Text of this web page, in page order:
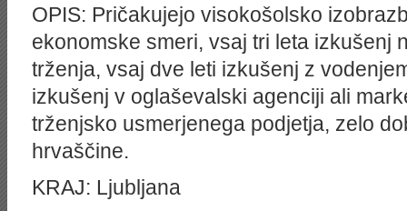
OPIS: Pričakujejo visokošolsko
ekonomske smeri, vsaj tri leta izkušenj
trženja, vsaj dve leti izkušenj z
izkušenj v oglaševalski agenciji ali
trženjsko usmerjenega podjetja, zelo
hrvaščine.
KRAJ: Ljubljana